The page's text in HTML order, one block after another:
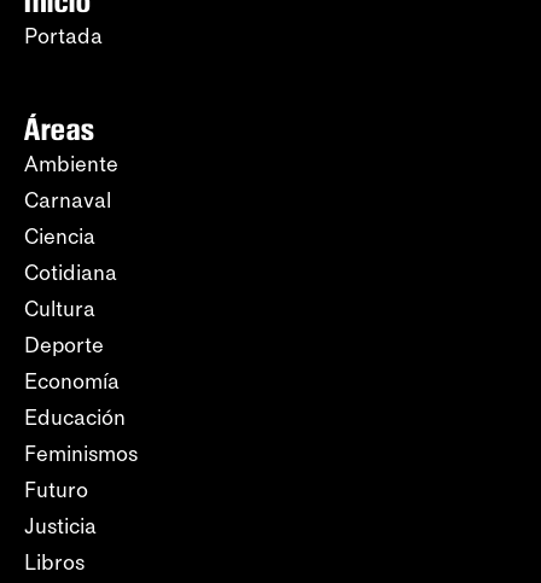
Portada
Áreas
Ambiente
Carnaval
Ciencia
Cotidiana
Cultura
Deporte
Economía
Educación
Feminismos
Futuro
Justicia
Libros